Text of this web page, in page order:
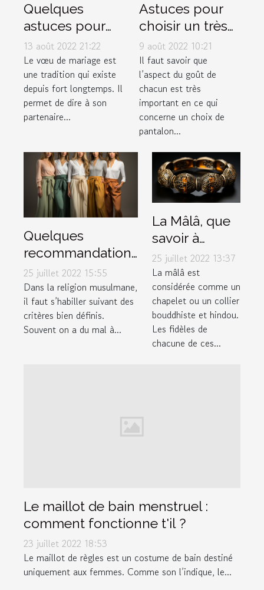
Quelques
astuces pour
rédiger
facilement ses
vœux de
mariage
13 août 2022 21:22
Le vœu de mariage est
une tradition qui existe
depuis fort longtemps. Il
permet de dire à son
partenaire...
Astuces pour
choisir un très
bon pantalon
musulman
9 août 2022 10:21
Il faut savoir que
l’aspect du goût de
chacun est très
important en ce qui
concerne un choix de
pantalon...
Quelques
recommandations
pour choisir un
bon pantalon
musulman
25 juillet 2022 15:55
Dans la religion musulmane,
il faut s’habiller suivant des
critères bien définis.
Souvent on a du mal à...
La Mâlâ, que
savoir à
propos de ce
bracelet
spécial ?
25 juillet 2022 13:37
La mâlâ est
considérée comme un
chapelet ou un collier
bouddhiste et hindou.
Les fidèles de
chacune de ces...
Le maillot de bain menstruel :
comment fonctionne t'il ?
23 juillet 2022 18:53
Le maillot de règles est un costume de bain destiné
uniquement aux femmes. Comme son l’indique, le...